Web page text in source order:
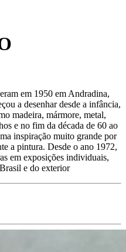
em 1950 em Andradina,
a desenhar desde a infância,
madeira, mármore, metal,
e no fim da década de 60 ao
inspiração muito grande por
a pintura. Desde o ano 1972,
em exposições individuais,
e do exterior